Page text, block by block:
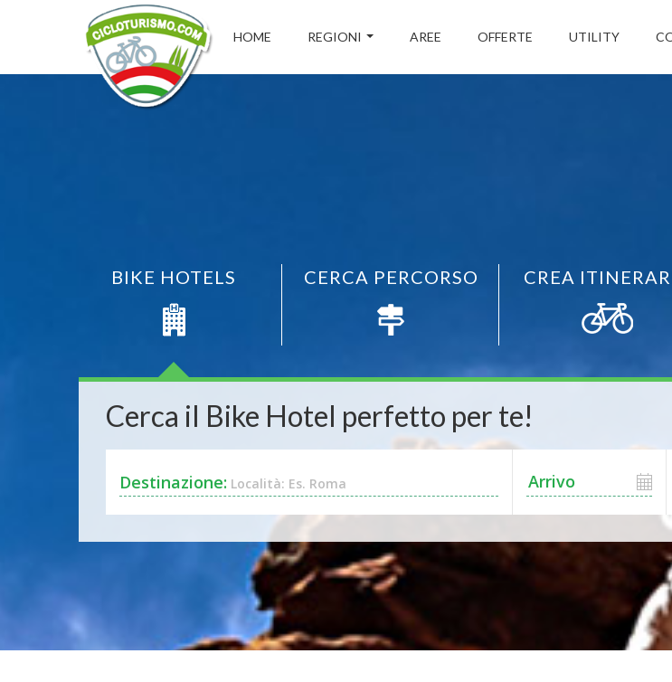
HOME REGIONI AREE OFFERTE UTILITY
BIKE HOTELS CERCA PERCORSO CREA
Cerca il Bike Hotel perfetto per te!
Destinazione: Località: Es. Roma